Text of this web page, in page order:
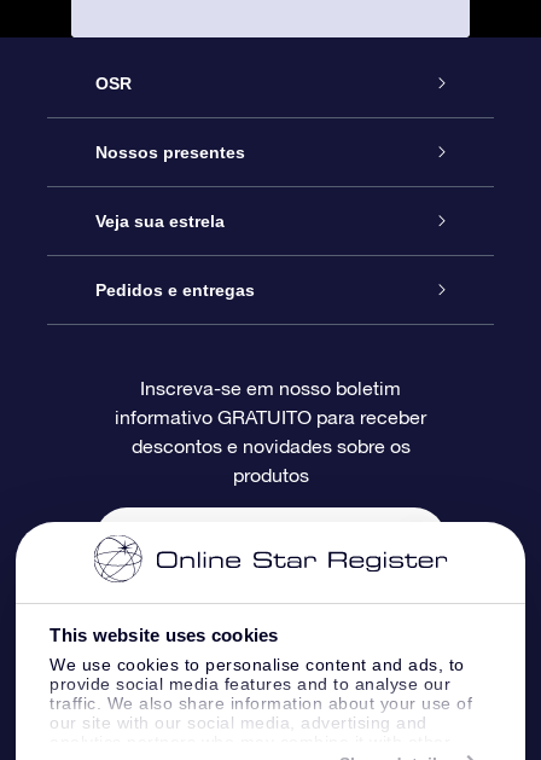
This website uses cookies
We use cookies to personalise content and ads, to
provide social media features and to analyse our
traffic. We also share information about your use of
our site with our social media, advertising and
OSR
Serviço
Entre em contato conosco
Blog
Avaliações
Nossos presentes
Presente estrelar on-line
Pacote de presente da OSR
O cartão de presente da OSR
Presentes corporativos
Veja sua estrela
Star Register
Página estelar personalizada
Um Milhão de Estrelas
OSR Starsaver
Aplicativo RV Fly me to the stars
Pedidos e entregas
Informações de pagamento
Política de devolução
Constelações
Inscreva-se em nosso boletim
informativo GRATUITO para receber
descontos e novidades sobre os
produtos
- Laan van de Maagd